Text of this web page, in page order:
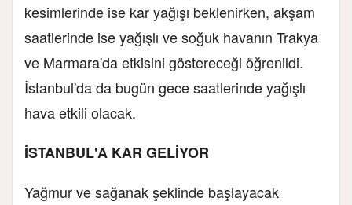
kesimlerinde ise kar yağışı beklenirken, akşam
saatlerinde ise yağışlı ve soğuk havanın Trakya
ve Marmara'da etkisini göstereceği öğrenildi.
İstanbul'da da bugün gece saatlerinde yağışlı
hava etkili olacak.
İSTANBUL'A KAR GELİYOR
Yağmur ve sağanak şeklinde başlayacak